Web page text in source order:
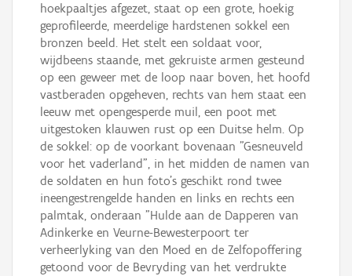
hoekpaaltjes afgezet, staat op een grote, hoekig
geprofileerde, meerdelige hardstenen sokkel een
bronzen beeld. Het stelt een soldaat voor,
wijdbeens staande, met gekruiste armen gesteund
op een geweer met de loop naar boven, het hoofd
vastberaden opgeheven, rechts van hem staat een
leeuw met opengesperde muil, een poot met
uitgestoken klauwen rust op een Duitse helm. Op
de sokkel: op de voorkant bovenaan "Gesneuveld
voor het vaderland", in het midden de namen van
de soldaten en hun foto's geschikt rond twee
ineengestrengelde handen en links en rechts een
palmtak, onderaan "Hulde aan de Dapperen van
Adinkerke en Veurne-Bewesterpoort ter
verheerlyking van den Moed en de Zelfopoffering
getoond voor de Bevryding van het verdrukte